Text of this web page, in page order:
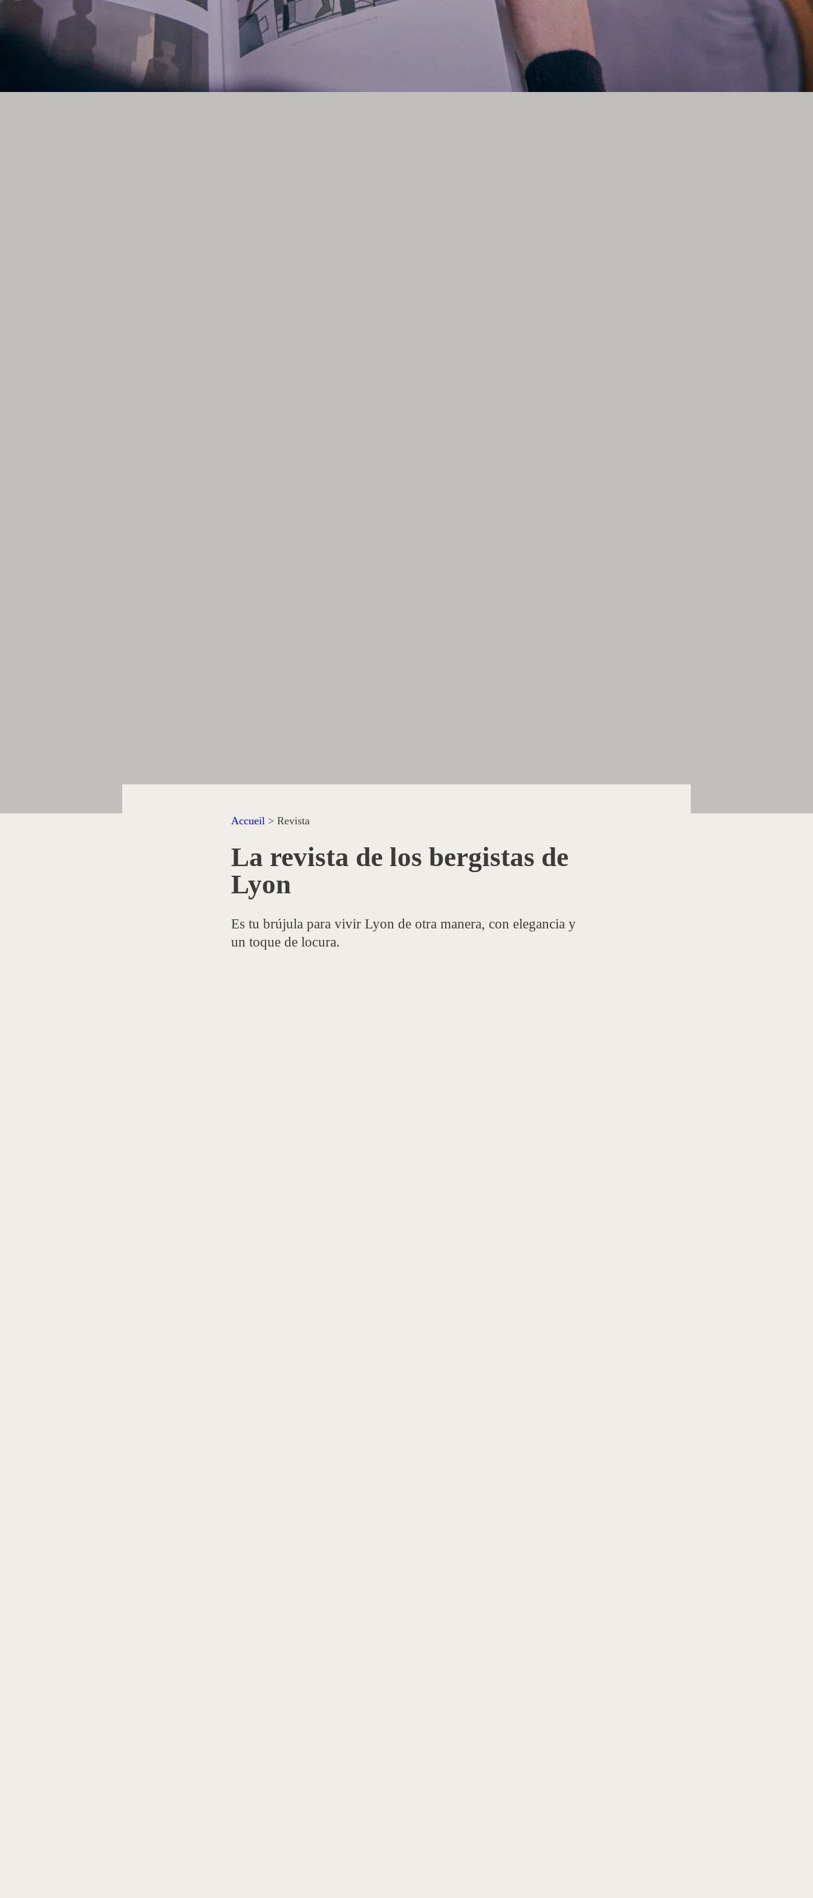
Accueil > Revista
La revista de los bergistas de
Lyon
Es tu brújula para vivir Lyon de otra manera, con elegancia y
un toque de locura.